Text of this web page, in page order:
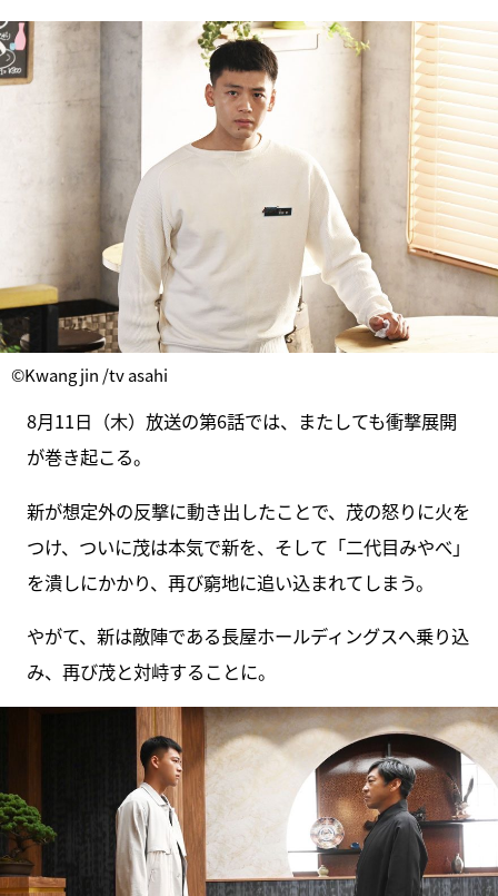
©Kwang jin /tv asahi
8月11日（木）放送の第6話では、またしても衝撃展開
が巻き起こる。
新が想定外の反撃に動き出したことで、茂の怒りに火を
つけ、ついに茂は本気で新を、そして「二代目みやべ」
を潰しにかかり、再び窮地に追い込まれてしまう。
やがて、新は敵陣である長屋ホールディングスへ乗り込
み、再び茂と対峙することに。